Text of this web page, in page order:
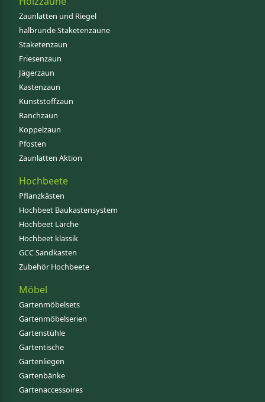
Zaunlatten und Riegel
halbrunde Staketenzäune
Staketenzaun
Friesenzaun
Jägerzaun
Kastenzaun
Kunststoffzaun
Ranchzaun
Koppelzaun
Pfosten
Zaunlatten Aktion
Hochbeete
Pflanzkästen
Hochbeet Baukastensystem
Hochbeet Lärche
Hochbeet klassik
GCC Sandkasten
Zubehör Hochbeete
Möbel
Gartenmöbelsets
Gartenmöbelserien
Gartenstühle
Gartentische
Gartenliegen
Gartenbänke
Gartenaccessoires